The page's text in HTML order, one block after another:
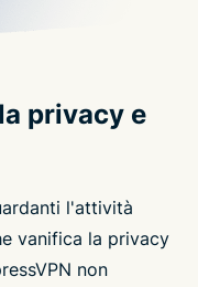
privacy e
l'attività
vanifica la privacy
non